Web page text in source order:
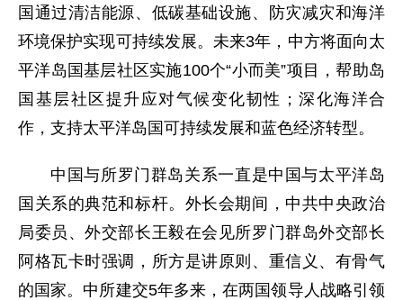
国通过清洁能源、低碳基础设施、防灾减灾和海洋
环境保护实现可持续发展。未来3年，中方将面向太
平洋岛国基层社区实施100个“小而美”项目，帮助岛
国基层社区提升应对气候变化韧性；深化海洋合
作，支持太平洋岛国可持续发展和蓝色经济转型。
中国与所罗门群岛关系一直是中国与太平洋岛
国关系的典范和标杆。外长会期间，中共中央政治
局委员、外交部长王毅在会见所罗门群岛外交部长
阿格瓦卡时强调，所方是讲原则、重信义、有骨气
的国家。中所建交5年多来，在两国领导人战略引领